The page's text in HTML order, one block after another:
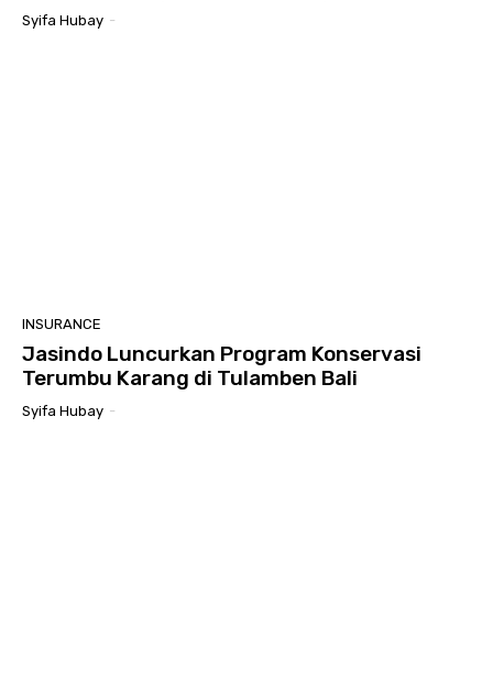
Syifa Hubay -
INSURANCE
Jasindo Luncurkan Program Konservasi
Terumbu Karang di Tulamben Bali
Syifa Hubay -